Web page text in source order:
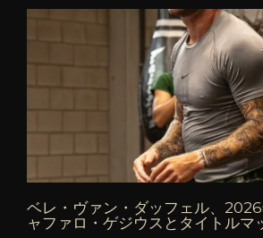
ベレ・ヴァン・ダッフェル、
ャファロ・ゲジウスとタイトルマ